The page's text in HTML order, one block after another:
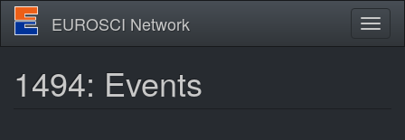
Skip
main
EUROSCI Network
1494: Events